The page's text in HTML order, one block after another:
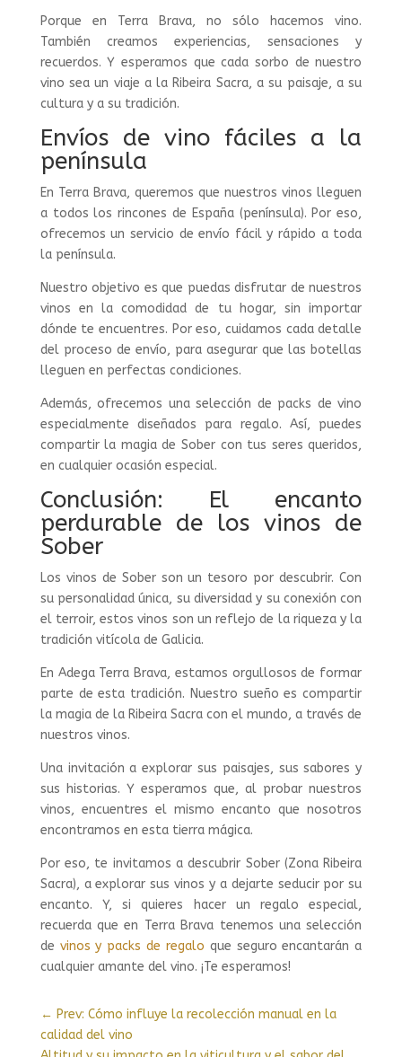
Porque en Terra Brava, no sólo hacemos vino.
También creamos experiencias, sensaciones y
recuerdos. Y esperamos que cada sorbo de nuestro
vino sea un viaje a la Ribeira Sacra, a su paisaje, a su
cultura y a su tradición.
Envíos de vino fáciles a la
península
En Terra Brava, queremos que nuestros vinos lleguen
a todos los rincones de España (península). Por eso,
ofrecemos un servicio de envío fácil y rápido a toda
la península.
Nuestro objetivo es que puedas disfrutar de nuestros
vinos en la comodidad de tu hogar, sin importar
dónde te encuentres. Por eso, cuidamos cada detalle
del proceso de envío, para asegurar que las botellas
lleguen en perfectas condiciones.
Además, ofrecemos una selección de packs de vino
especialmente diseñados para regalo. Así, puedes
compartir la magia de Sober con tus seres queridos,
en cualquier ocasión especial.
Conclusión: El encanto
perdurable de los vinos de
Sober
Los vinos de Sober son un tesoro por descubrir. Con
su personalidad única, su diversidad y su conexión con
el terroir, estos vinos son un reflejo de la riqueza y la
tradición vitícola de Galicia.
En Adega Terra Brava, estamos orgullosos de formar
parte de esta tradición. Nuestro sueño es compartir
la magia de la Ribeira Sacra con el mundo, a través de
nuestros vinos.
Una invitación a explorar sus paisajes, sus sabores y
sus historias. Y esperamos que, al probar nuestros
vinos, encuentres el mismo encanto que nosotros
encontramos en esta tierra mágica.
Por eso, te invitamos a descubrir Sober (Zona Ribeira
Sacra), a explorar sus vinos y a dejarte seducir por su
encanto. Y, si quieres hacer un regalo especial,
recuerda que en Terra Brava tenemos una selección
de vinos y packs de regalo que seguro encantarán a
cualquier amante del vino. ¡Te esperamos!
← Prev: Cómo influye la recolección manual en la
calidad del vino